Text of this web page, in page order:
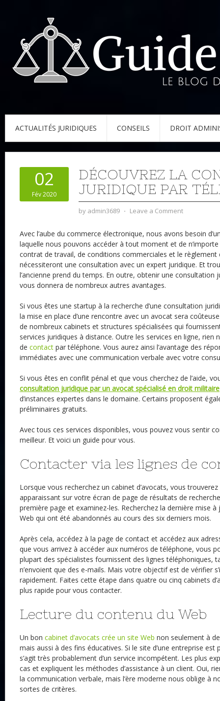
ACTUALITÉS JURIDIQUES CONSEILS DROIT
02
Fév 2020
DÉCOUVREZ LA
JURIDIQUE PAR
by admin3689 ⋅ Leave a Comment
Avec l’aube du commerce électronique, nous avons besoin
laquelle nous pouvons accéder à tout moment et de n’importe
contrat de travail, de conditions commerciales et le règlement
nécessiteront une consultation avec un expert juridique. Et
l’ancienne prend du temps. En outre, obtenir une consultation
vous donnera de nombreux autres avantages.
Si vous êtes une startup à la recherche d’une consultation
la mise en place d’une rencontre avec un avocat sera
de nombreux cabinets et structures spécialisées qui
services juridiques à distance. Outre les services en ligne, rien
de contact par téléphone. Vous aurez ainsi l’avantage des
immédiates avec une communication verbale avec votre
Si vous êtes en conflit pénal et que vous cherchez de l’aide,
consultation juridique par un avocat spécialisé en droit militaire
d’instances expertes dans le domaine. Certains proposent
préliminaires gratuits.
Avec tous ces services disponibles, vous pouvez vous sentir
meilleur. Et voici un guide pour vous.
Contacter via les lignes de
Lorsque vous recherchez un cabinet d’avocats, vous
apparaissant sur votre écran de page de résultats de
première page et examinez-les. Recherchez la dernière mise
Web qui ont été abandonnés au cours des six derniers mois.
Après cela, accédez à la page de contact et accédez aux
que vous arrivez à accéder aux numéros de téléphone, vous
plupart des spécialistes fournissent des lignes téléphoniques,
n’envoient que des e-mails. Mais votre objectif est de vérifier
rapidement. Faites cette étape dans quatre ou cinq cabinets
plus rapide pour vous contacter.
Lecture du contenu du Web
Un bon cabinet d’avocats crée un site Web non seulement à
mais aussi à des fins éducatives. Si le site d’une entreprise est
s’agit très probablement d’un service incompétent. Les plus
cas et expliquent les méthodes d’assistance à un client. Oui,
la communication verbale, mais l’ère moderne nous oblige à
sortes de critères.